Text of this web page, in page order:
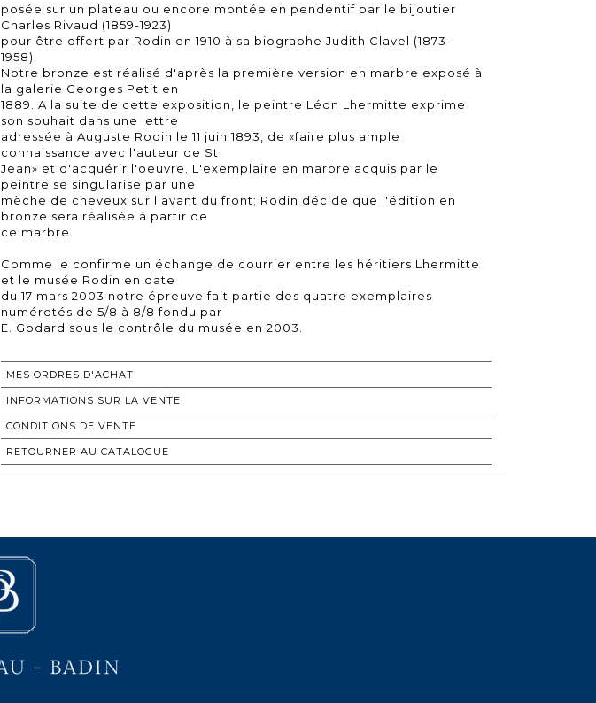
posée sur un plateau ou encore montée en pendentif par le bijoutier
Charles Rivaud (1859-1923)
pour être offert par Rodin en 1910 à sa biographe Judith Clavel (1873-
1958).
Notre bronze est réalisé d'après la première version en marbre exposé à
la galerie Georges Petit en
1889. A la suite de cette exposition, le peintre Léon Lhermitte exprime
son souhait dans une lettre
adressée à Auguste Rodin le 11 juin 1893, de «faire plus ample
connaissance avec l'auteur de St
Jean» et d'acquérir l'oeuvre. L'exemplaire en marbre acquis par le
peintre se singularise par une
mèche de cheveux sur l'avant du front; Rodin décide que l'édition en
bronze sera réalisée à partir de
ce marbre.
Comme le confirme un échange de courrier entre les héritiers Lhermitte
et le musée Rodin en date
du 17 mars 2003 notre épreuve fait partie des quatre exemplaires
numérotés de 5/8 à 8/8 fondu par
E. Godard sous le contrôle du musée en 2003.
MES ORDRES D'ACHAT
INFORMATIONS SUR LA VENTE
CONDITIONS DE VENTE
RETOURNER AU CATALOGUE